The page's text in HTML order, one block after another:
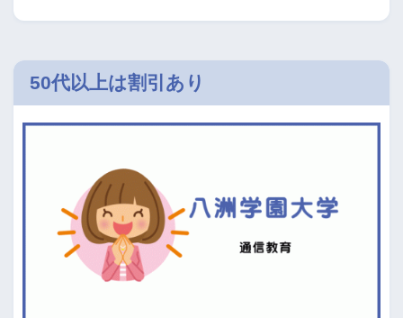
50代以上は割引あり